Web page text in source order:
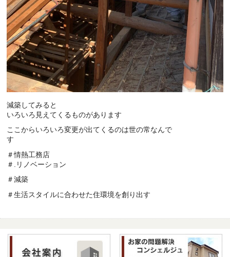
減築してみると
いろいろ見えてくるものがあります
ここからいろいろ変更が出てくるのは世の常なんで
す
＃情熱工務店
＃.リノベーション
＃減築
＃生活スタイルに合わせた住環境を創り出す